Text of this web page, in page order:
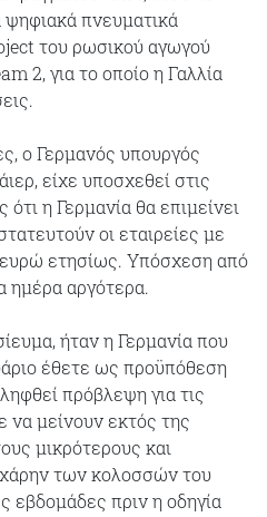
ψηφιακά πνευματικά
του ρωσικού αγωγού
2, για το οποίο η Γαλλία
ο Γερμανός υπουργός
είχε υποσχεθεί στις
η Γερμανία θα επιμείνει
οι εταιρείες με
ετησίως. Υπόσχεση από
ημέρα αργότερα.
ήταν η Γερμανία που
έθετε ως προϋπόθεση
πρόβλεψη για τις
να μείνουν εκτός της
μικρότερους και
των κολοσσών του
εβδομάδες πριν η οδηγία